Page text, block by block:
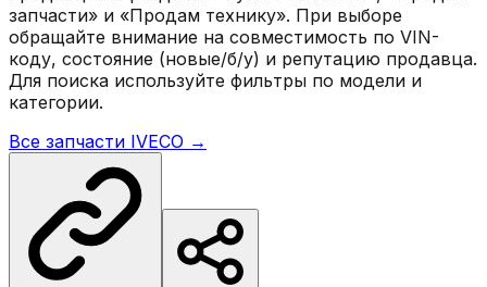
запчасти» и «Продам технику». При выборе
обращайте внимание на совместимость по VIN-
коду, состояние (новые/б/у) и репутацию продавца.
Для поиска используйте фильтры по модели и
категории.
Все запчасти IVECO →